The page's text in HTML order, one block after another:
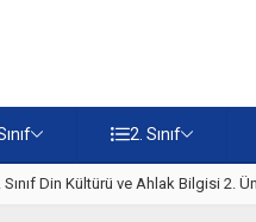
2. Sınıf
Sınıf Namaz İbadeti Ünite Testi –